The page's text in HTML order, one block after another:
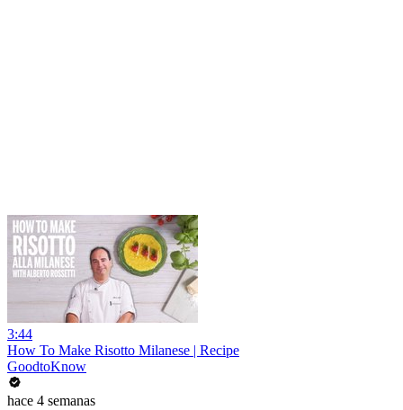
3:44
How To Make Risotto Milanese | Recipe
GoodtoKnow
hace 4 semanas